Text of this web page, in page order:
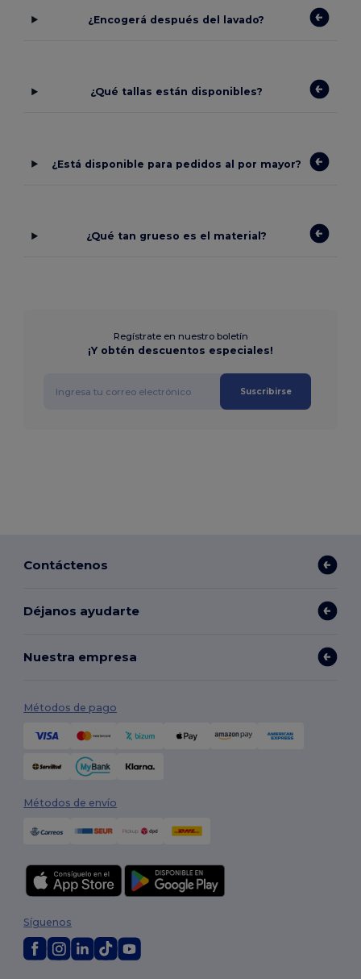
¿Encogerá después del lavado?
¿Qué tallas están disponibles?
¿Está disponible para pedidos al por mayor?
¿Qué tan grueso es el material?
Regístrate en nuestro boletín
¡Y obtén descuentos especiales!
Suscribirse
Contáctenos
Déjanos ayudarte
Nuestra empresa
Métodos de pago
Métodos de envío
Síguenos